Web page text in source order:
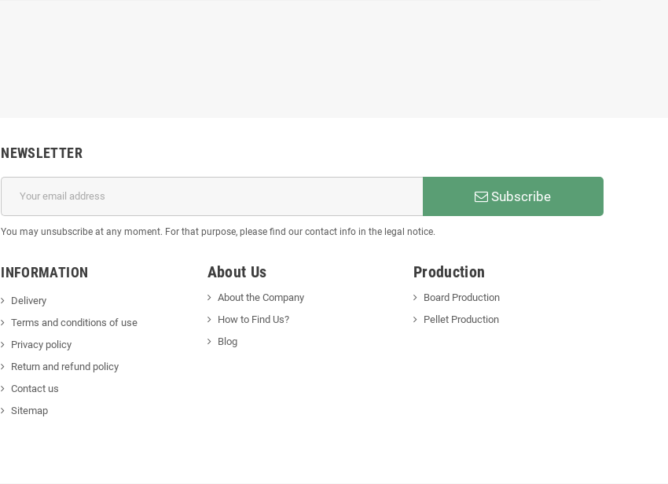
NEWSLETTER
Subscribe
You may unsubscribe at any moment. For that purpose, please find our contact info in the legal notice.
INFORMATION
Delivery
Terms and conditions of use
Privacy policy
Return and refund policy
Contact us
Sitemap
About Us
About the Company
How to Find Us?
Blog
Production
Board Production
Pellet Production